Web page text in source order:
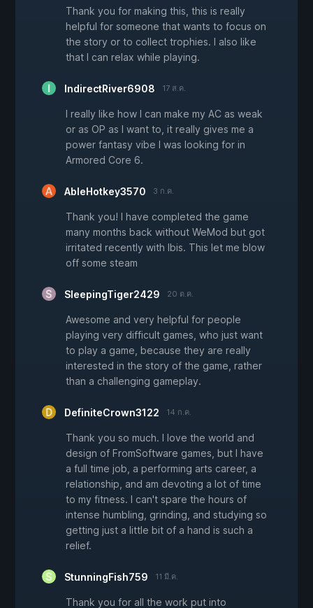
Thank you for making this, this is really
helpful for someone that wants to focus on
the story or to collect trophies. I also like
that I can relax while playing.
IndirectRiver6908 17 ส.ค.
I really like how I can make my AC as weak
or as OP as I want to, it really gives me a
power fantasy vibe I was looking for in
Armored Core 6.
AbleHotkey3570 3 ก.ค.
Thank you! I have completed the game
many months back without WeMod but got
irritated recently with Ibis. This let me blow
off some steam
SleepingTiger2429 20 ต.ค.
Awesome and very helpful for people
playing very difficult games, who just want
to play a game, because they are really
interested in the story of the game, rather
than a challenging gameplay.
DefiniteCrown3122 14 ก.ค.
Thank you so much. I love the world and
design of FromSoftware games, but I have
a full time job, a performing arts career, a
relationship, and am devoting a lot of time
to my fitness. I can't spare the hours of
intense humbling, grinding, and studying so
getting just a little bit of a hand is such a
relief.
StunningFish759 11 มี.ค.
Thank you for all the work put into